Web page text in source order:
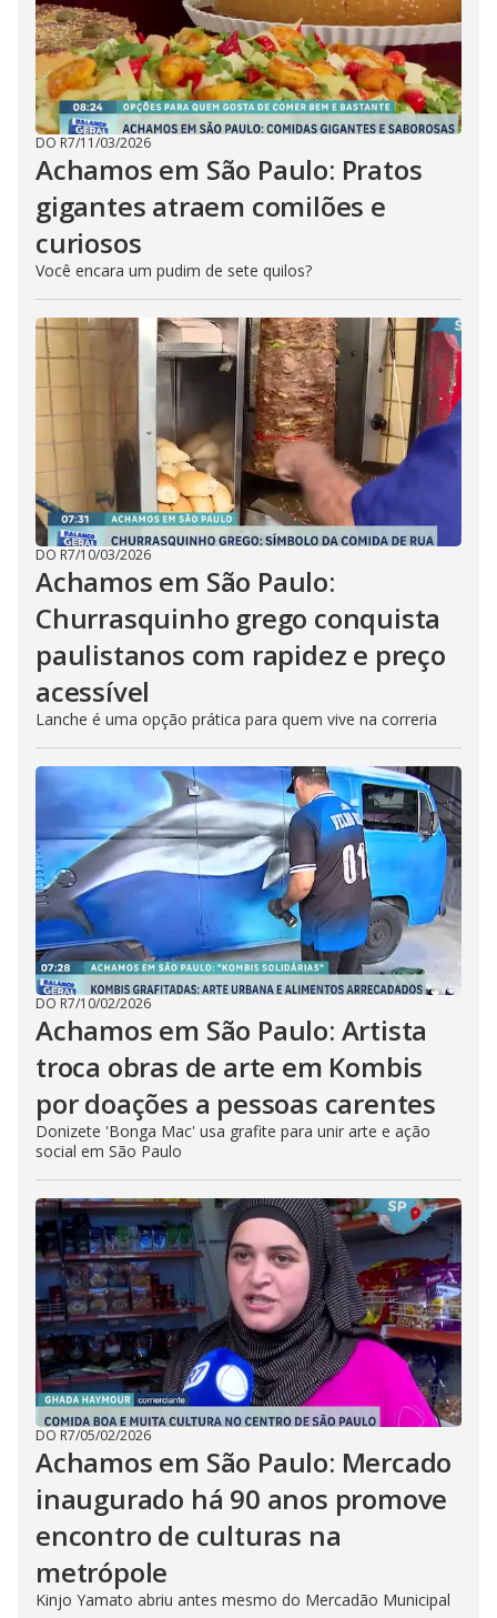
DO R7/11/03/2026
Achamos em São Paulo: Pratos
gigantes atraem comilões e
curiosos
Você encara um pudim de sete quilos?
DO R7/10/03/2026
Achamos em São Paulo:
Churrasquinho grego conquista
paulistanos com rapidez e preço
acessível
Lanche é uma opção prática para quem vive na correria
DO R7/10/02/2026
Achamos em São Paulo: Artista
troca obras de arte em Kombis
por doações a pessoas carentes
Donizete 'Bonga Mac' usa grafite para unir arte e ação
social em São Paulo
DO R7/05/02/2026
Achamos em São Paulo: Mercado
inaugurado há 90 anos promove
encontro de culturas na
metrópole
Kinjo Yamato abriu antes mesmo do Mercadão Municipal